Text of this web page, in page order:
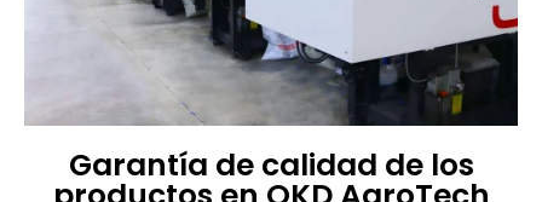
Garantía de calidad de los